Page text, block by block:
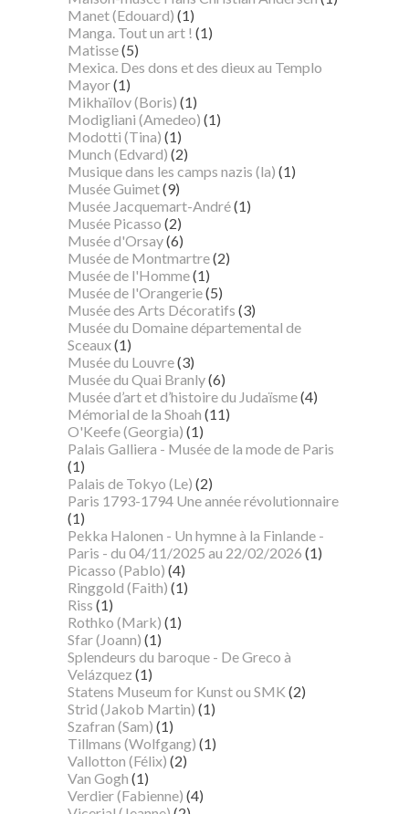
Manet (Edouard) (1)
Manga. Tout un art ! (1)
Matisse(5)
Mexica. Des dons et des dieux au Templo
Mayor(1)
Mikhaïlov (Boris) (1)
Modigliani (Amedeo) (1)
Modotti (Tina) (1)
Munch (Edvard) (2)
Musique dans les camps nazis (la) (1)
Musée Guimet(9)
Musée Jacquemart-André(1)
Musée Picasso (2)
Musée d'Orsay(6)
Musée de Montmartre(2)
Musée de l'Homme(1)
Musée de l'Orangerie(5)
Musée des Arts Décoratifs (3)
Musée du Domaine départemental de
Sceaux(1)
Musée du Louvre(3)
Musée du Quai Branly(6)
Musée d’art et d’histoire du Judaïsme(4)
Mémorial de la Shoah (11)
O'Keefe (Georgia) (1)
Palais Galliera - Musée de la mode de Paris
(1)
Palais de Tokyo (Le) (2)
Paris 1793-1794 Une année révolutionnaire
(1)
Pekka Halonen - Un hymne à la Finlande -
Paris - du 04/11/2025 au 22/02/2026 (1)
Picasso (Pablo) (4)
Ringgold (Faith) (1)
Riss (1)
Rothko (Mark) (1)
Sfar (Joann) (1)
Splendeurs du baroque - De Greco à
Velázquez (1)
Statens Museum for Kunst ou SMK (2)
Strid (Jakob Martin) (1)
Szafran (Sam) (1)
Tillmans (Wolfgang) (1)
Vallotton (Félix) (2)
Van Gogh (1)
Verdier (Fabienne) (4)